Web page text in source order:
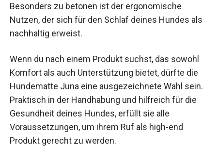
Besonders zu betonen ist der ergonomische
Nutzen, der sich für den Schlaf deines Hundes als
nachhaltig erweist.
Wenn du nach einem Produkt suchst, das sowohl
Komfort als auch Unterstützung bietet, dürfte die
Hundematte Juna eine ausgezeichnete Wahl sein.
Praktisch in der Handhabung und hilfreich für die
Gesundheit deines Hundes, erfüllt sie alle
Voraussetzungen, um ihrem Ruf als high-end
Produkt gerecht zu werden.